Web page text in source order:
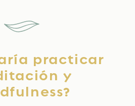
practicar
y